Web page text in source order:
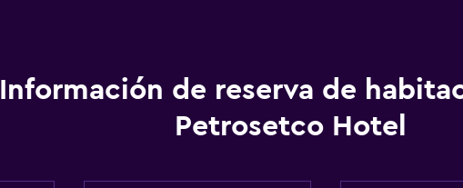
Información de reserva de
Petrosetco Hotel